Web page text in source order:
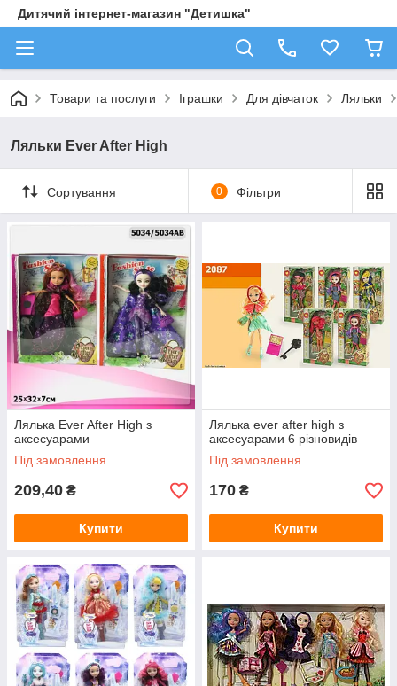
Дитячий інтернет-магазин "Детишка"
Товари та послуги Іграшки Для дівчаток Ляльки
Ляльки Ever After High
Сортування 0 Фільтри
Лялька Ever After High з
аксесуарами
Під замовлення
209,40 ₴
Купити
Лялька ever after high з
аксесуарами 6 різновидів
Під замовлення
170 ₴
Купити